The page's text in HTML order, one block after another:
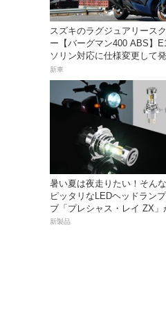
スズキのラグジュアリース
ー【バーグマン400 ABS】
ソリン対応に仕様変更して
価格は据え置きの98万100円
新車
暑い夏は夜走りたい！そん
ピッタリなLEDヘッドラン
ブ「プレシャス・レイ ZX」
イトナ】から登場
新製品